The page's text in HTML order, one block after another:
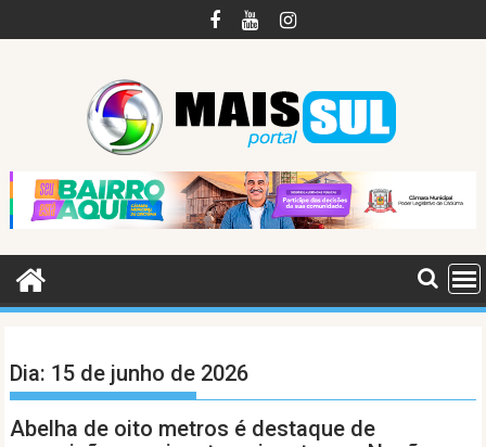
to
Dia: 15 de junho de 2026
Abelha de oito metros é destaque de